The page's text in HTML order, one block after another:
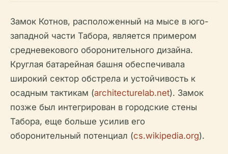
Замок Котнов, расположенный на мысе в юго-
западной части Табора, является примером
средневекового оборонительного дизайна.
Круглая батарейная башня обеспечивала
широкий сектор обстрела и устойчивость к
осадным тактикам (architecturelab.net). Замок
позже был интегрирован в городские стены
Табора, еще больше усилив его
оборонительный потенциал (cs.wikipedia.org).